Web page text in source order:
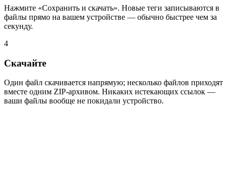
Нажмите «Сохранить и скачать». Новые теги записываются в
файлы прямо на вашем устройстве — обычно быстрее чем за
секунду.
4
Скачайте
Один файл скачивается напрямую; несколько файлов приходят
вместе одним ZIP-архивом. Никаких истекающих ссылок —
ваши файлы вообще не покидали устройство.